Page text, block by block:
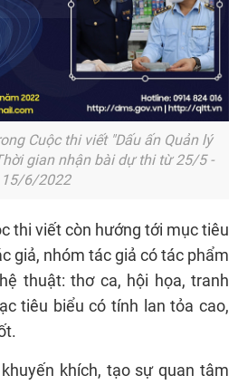
Cuộc thi viết "Dấu ấn Quản lý
gian nhận bài dự thi từ 25/5 -
15/6/2022
thi viết còn hướng tới mục tiêu
giả, nhóm tác giả có tác phẩm
thuật: thơ ca, hội họa, tranh
tiêu biểu có tính lan tỏa cao,
khích, tạo sự quan tâm